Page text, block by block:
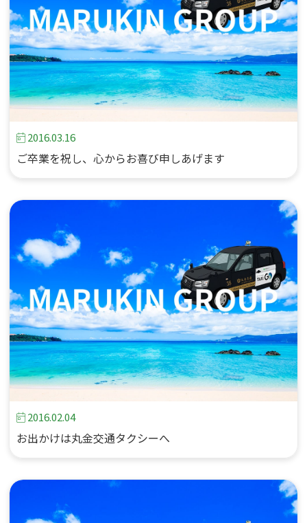
2016.03.16
ご卒業を祝し、心からお喜び申しあげます
2016.02.04
お出かけは丸金交通タクシーへ